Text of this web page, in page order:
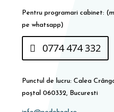
Pentru programari cabinet:
pe whatsapp)
0774 474 332
Punctul de lucru: Calea
poștal 060332, Bucuresti